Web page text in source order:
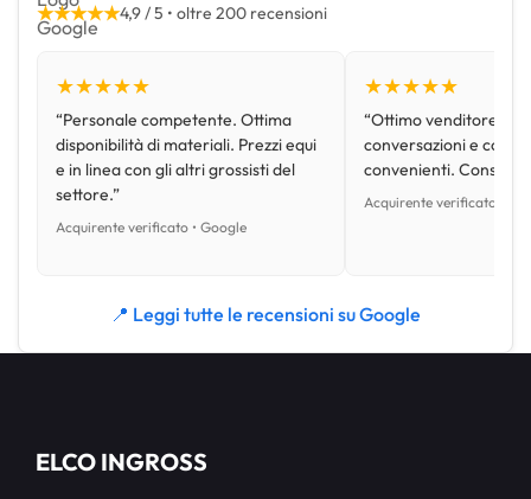
★★★★★4,9 / 5 • oltre 200 recensioni
★★★★★
“Personale competente. Ottima
disponibilità di materiali. Prezzi equi
e in linea con gli altri grossisti del
settore.”
Acquirente verificato • Google
★★★★★
“Ottimo venditore,
conversazioni e con
convenienti.
Acquirente verificato •
📍 Leggi tutte le recensioni su Google
ELCO INGROSS